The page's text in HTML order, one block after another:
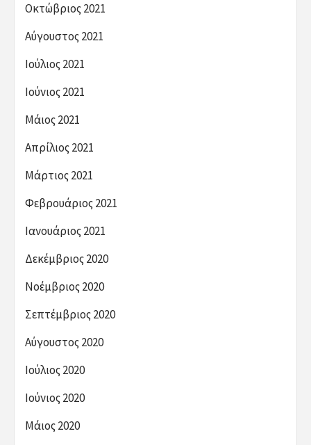
Οκτώβριος 2021
Αύγουστος 2021
Ιούλιος 2021
Ιούνιος 2021
Μάιος 2021
Απρίλιος 2021
Μάρτιος 2021
Φεβρουάριος 2021
Ιανουάριος 2021
Δεκέμβριος 2020
Νοέμβριος 2020
Σεπτέμβριος 2020
Αύγουστος 2020
Ιούλιος 2020
Ιούνιος 2020
Μάιος 2020